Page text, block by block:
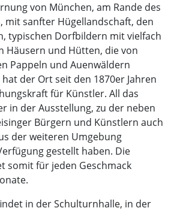
von München, am Rande des
mit sanfter Hügellandschaft, den
typischen Dorfbildern mit vielfach
Häusern und Hütten, die von
Pappeln und Auenwäldern
der Ort seit den 1870er Jahren
für Künstler. All das
in der Ausstellung, zu der neben
Bürgern und Künstlern auch
der weiteren Umgebung
gestellt haben. Die
somit für jeden Geschmack
in der Schulturnhalle, in der